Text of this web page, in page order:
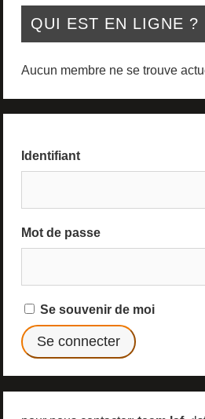
QUI EST EN LIGNE ?
Aucun membre ne se trouve
Identifiant
Mot de passe
Se souvenir de moi